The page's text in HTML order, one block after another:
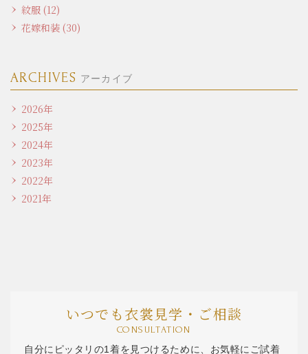
紋服 (12)
花嫁和装 (30)
ARCHIVES アーカイブ
2026年
2025年
2024年
2023年
2022年
2021年
いつでも衣裳見学・ご相談
CONSULTATION
自分にピッタリの1着を見つけるために、お気軽にご試着